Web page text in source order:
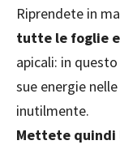
Riprendete in
tutte le foglie
apicali: in
sue energie
inutilmente.
Mettete quindi